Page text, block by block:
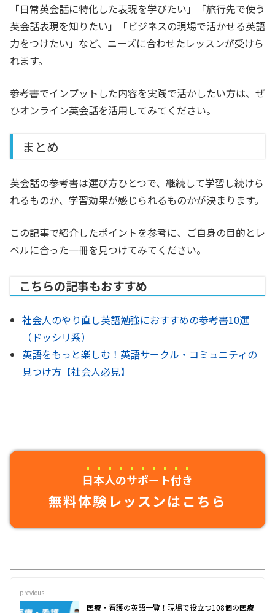
「日常英会話に特化した表現を学びたい」「旅行先で使う
英会話表現を知りたい」「ビジネスの現場で活かせる英語
力をつけたい」など、ニーズに合わせたレッスンが受けら
れます。
参考書でインプットした内容を実践で活かしたい方は、ぜ
ひオンライン英会話を活用してみてください。
まとめ
英会話の参考書は選び方ひとつで、継続して学習し続けら
れるものか、学習効果が感じられるものかが決まります。
この記事で紹介したポイントを参考に、ご自身の目的とレ
ベルに合った一冊を見つけてみてください。
こちらの記事もおすすめ
社会人のやり直し英語勉強におすすめの参考書10選
（ドッシリ系）
英語をもっと楽しむ！英語サークル・コミュニティの
見つけ方【社会人必見】
日本人のサポート付き
無料体験レッスンはこちら
previous
医療・看護の英語一覧！現場で役立つ108個の医療